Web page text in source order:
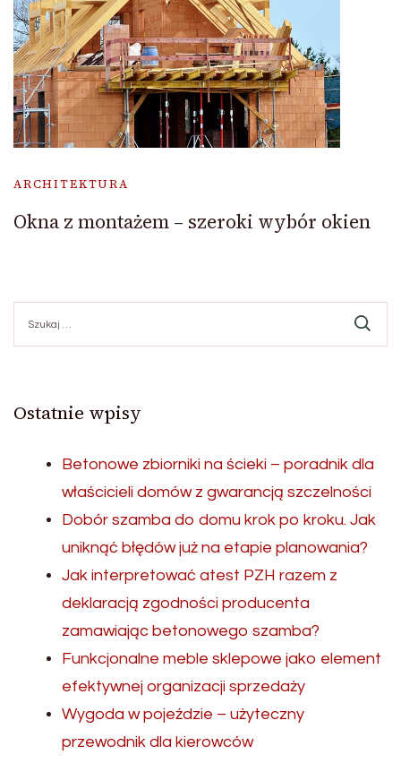
ARCHITEKTURA
Okna z montażem – szeroki wybór okien
Ostatnie wpisy
Betonowe zbiorniki na ścieki – poradnik dla
właścicieli domów z gwarancją szczelności
Dobór szamba do domu krok po kroku. Jak
uniknąć błędów już na etapie planowania?
Jak interpretować atest PZH razem z
deklaracją zgodności producenta
zamawiając betonowego szamba?
Funkcjonalne meble sklepowe jako element
efektywnej organizacji sprzedaży
Wygoda w pojeździe – użyteczny
przewodnik dla kierowców